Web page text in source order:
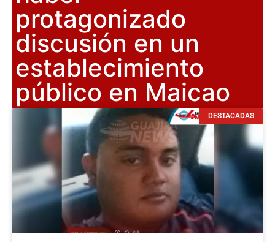
protagonizado
discusión en un
establecimiento
público en Maicao
DESTACADAS